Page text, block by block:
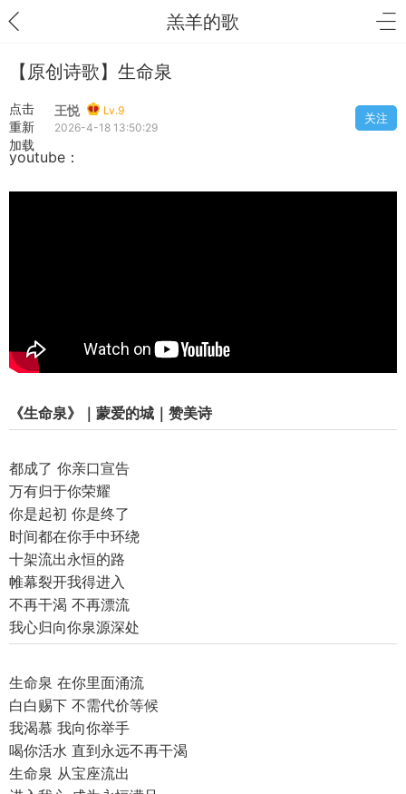
羔羊的歌
【原创诗歌】生命泉
点击
重新
加载
王悦
Lv.9
2026-4-18 13:50:29
关注
youtube：
《生命泉》｜蒙爱的城｜赞美诗
都成了 你亲口宣告
万有归于你荣耀
你是起初 你是终了
时间都在你手中环绕
十架流出永恒的路
帷幕裂开我得进入
不再干渴 不再漂流
我心归向你泉源深处
生命泉 在你里面涌流
白白赐下 不需代价等候
我渴慕 我向你举手
喝你活水 直到永远不再干渴
生命泉 从宝座流出